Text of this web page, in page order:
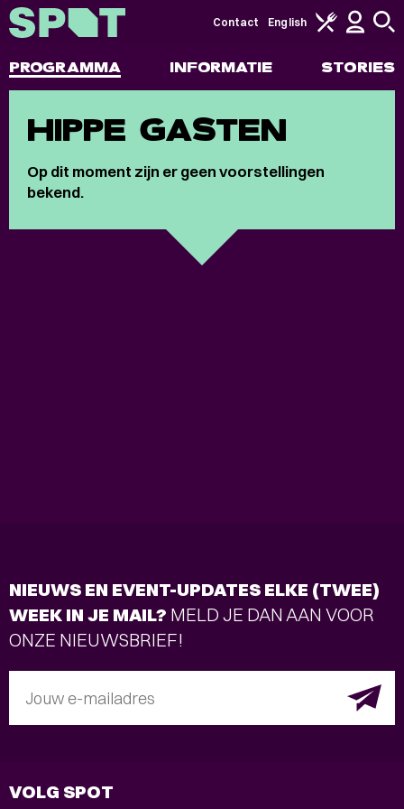
PROGRAMMA INFORMATIE STORIES
Contact English
HIPPE GASTEN
Op dit moment zijn er geen voorstellingen
bekend.
NIEUWS EN EVENT-UPDATES ELKE (TWEE)
WEEK IN JE MAIL? MELD JE DAN AAN VOOR
ONZE NIEUWSBRIEF!
Jouw e-mailadres
VOLG SPOT